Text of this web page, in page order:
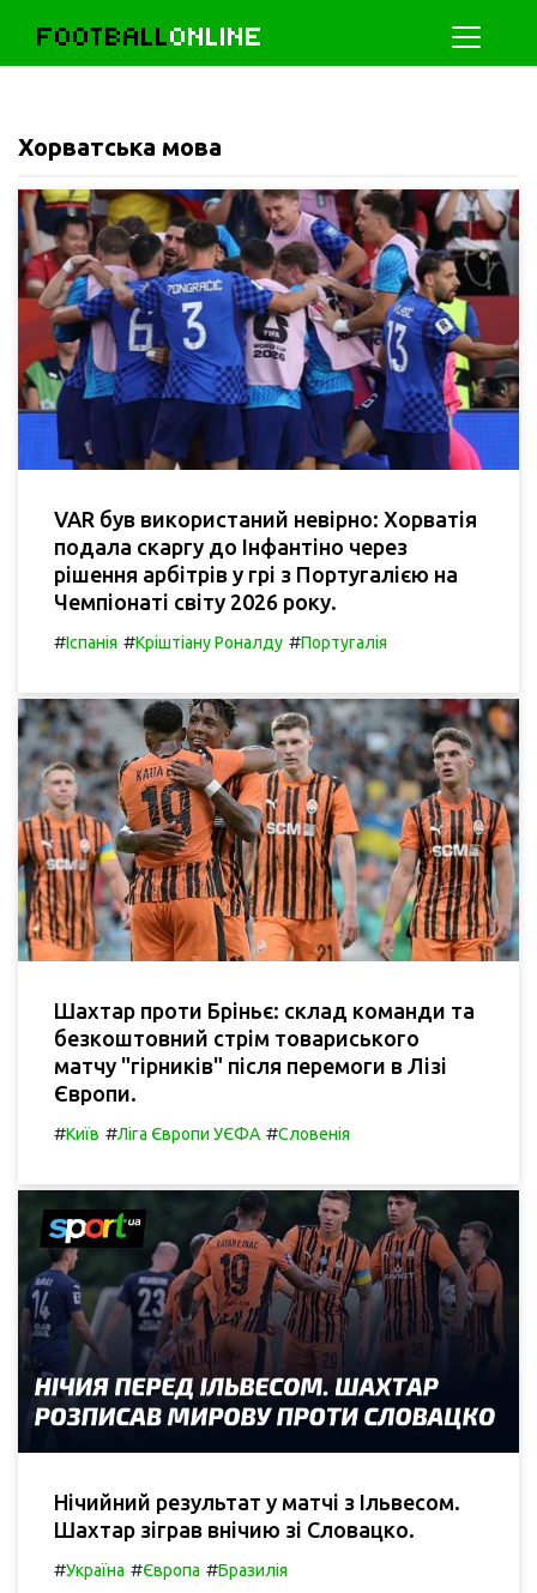
FOOTBALLONLINE
Хорватська мова
VAR був використаний невірно: Хорватія
подала скаргу до Інфантіно через
рішення арбітрів у грі з Португалією на
Чемпіонаті світу 2026 року.
#Іспанія #Кріштіану Роналду #Португалія
Шахтар проти Бріньє: склад команди та
безкоштовний стрім товариського
матчу "гірників" після перемоги в Лізі
Європи.
#Київ #Ліга Європи УЄФА #Словенія
Нічийний результат у матчі з Ільвесом.
Шахтар зіграв внічию зі Словацко.
#Україна #Європа #Бразилія